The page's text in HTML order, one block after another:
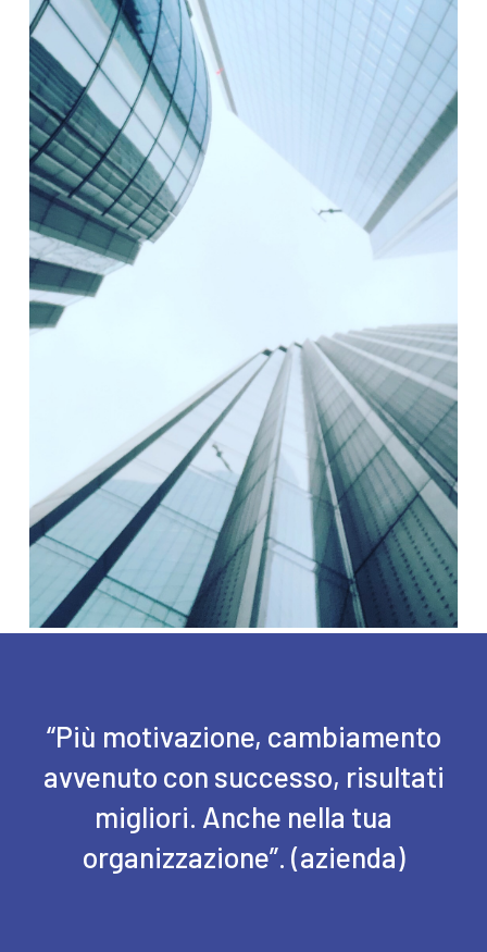
“Più motivazione, cambiamento
avvenuto con successo, risultati
migliori. Anche nella tua
organizzazione”. (azienda)